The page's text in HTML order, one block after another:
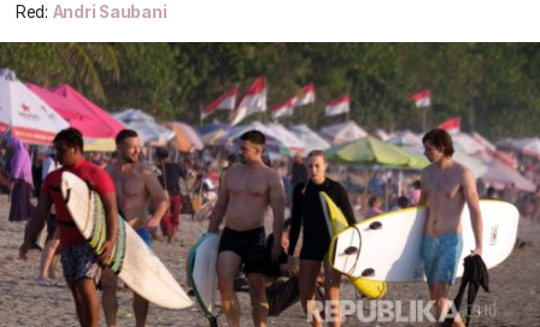
Red: Andri Saubani